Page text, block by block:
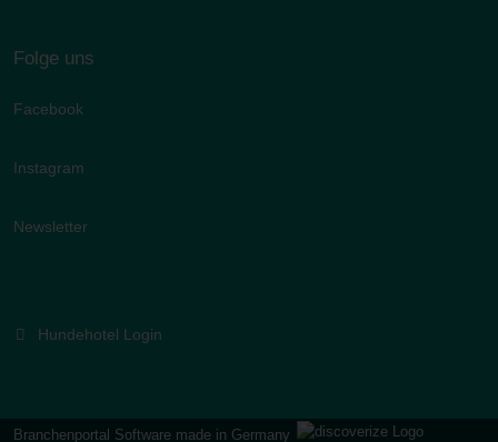
Folge uns
Facebook
Instagram
Newsletter
Hundehotel Login
Branchenportal Software made in Germany